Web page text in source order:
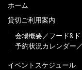
ホーム
貸切ご利用案内
会場概要
フード&
予約状況カレンダー
イベントスケジュール